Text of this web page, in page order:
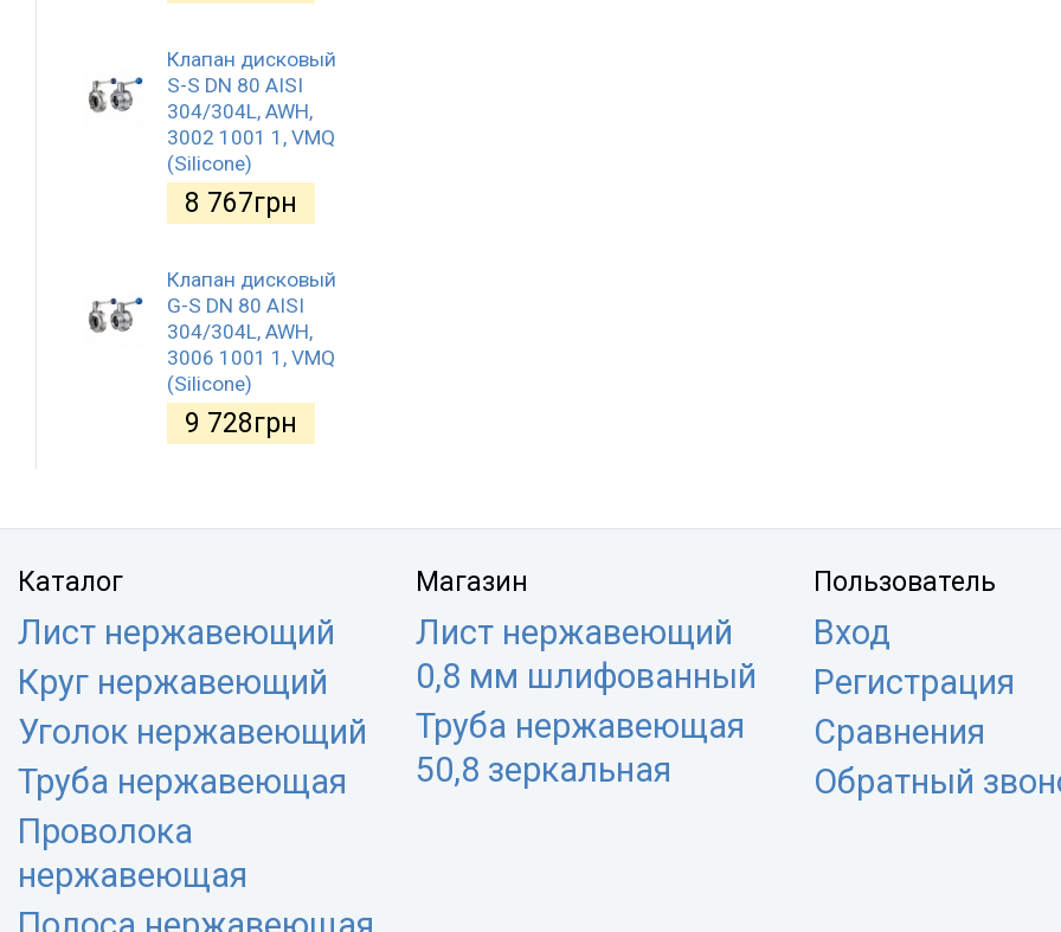
Клапан дисковый
S-S DN 80 AISI
304/304L, AWH,
3002 1001 1, VMQ
(Silicone)
8 767грн
Клапан дисковый
G-S DN 80 AISI
304/304L, AWH,
3006 1001 1, VMQ
(Silicone)
9 728грн
Каталог
Лист нержавеющий
Круг нержавеющий
Уголок нержавеющий
Труба нержавеющая
Проволока
нержавеющая
Магазин
Лист нержавеющий
0,8 мм шлифованный
Труба нержавеющая
50,8 зеркальная
Пользователь
Вход
Регистрация
Сравнения
Обратный